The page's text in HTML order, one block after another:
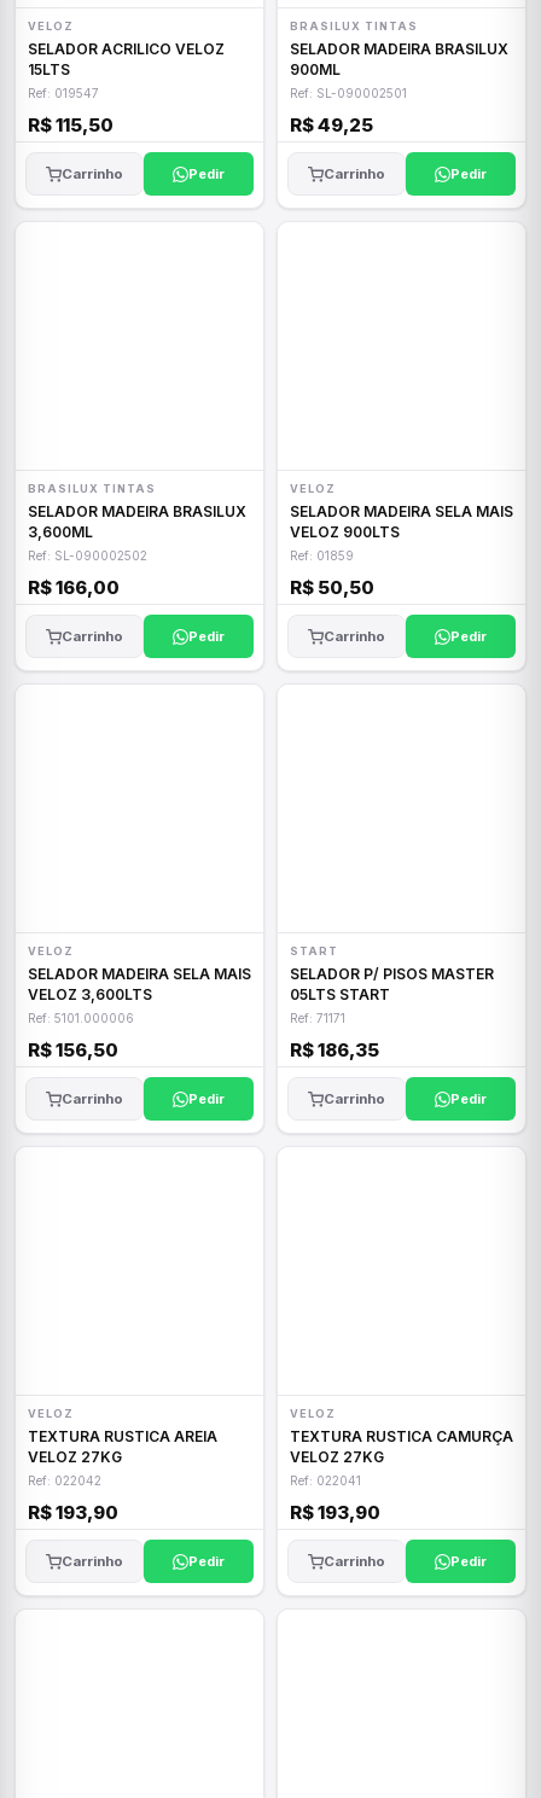
VELOZ
SELADOR ACRILICO VELOZ
15LTS
Ref: 019547
R$ 115,50
Carrinho Pedir
BRASILUX TINTAS
SELADOR MADEIRA BRASILUX
900ML
Ref: SL-090002501
R$ 49,25
Carrinho Pedir
BRASILUX TINTAS
SELADOR MADEIRA BRASILUX
3,600ML
Ref: SL-090002502
R$ 166,00
Carrinho Pedir
VELOZ
SELADOR MADEIRA SELA MAIS
VELOZ 900LTS
Ref: 01859
R$ 50,50
Carrinho Pedir
VELOZ
SELADOR MADEIRA SELA MAIS
VELOZ 3,600LTS
Ref: 5101.000006
R$ 156,50
Carrinho Pedir
START
SELADOR P/ PISOS MASTER
05LTS START
Ref: 71171
R$ 186,35
Carrinho Pedir
VELOZ
TEXTURA RUSTICA AREIA
VELOZ 27KG
Ref: 022042
R$ 193,90
Carrinho Pedir
VELOZ
TEXTURA RUSTICA CAMURÇA
VELOZ 27KG
Ref: 022041
R$ 193,90
Carrinho Pedir